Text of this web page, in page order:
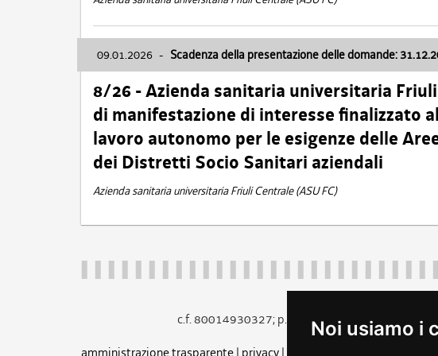
Noi usiamo i
09.01.2026 - Scadenza della presentazione delle domande:
8/26 - Azienda sanitaria universitaria Friuli
di manifestazione di interesse finalizzato
lavoro autonomo per le esigenze delle
dei Distretti Socio Sanitari aziendali
Azienda sanitaria universitaria Friuli Centrale (ASU FC)
c.f. 80014930327; p.iva 00526040324
piazza
amministrazione trasparente| privacy|